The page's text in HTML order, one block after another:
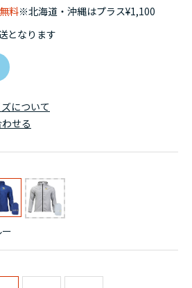
料※北海道・沖縄はプラス¥1,100
となります
について
せる